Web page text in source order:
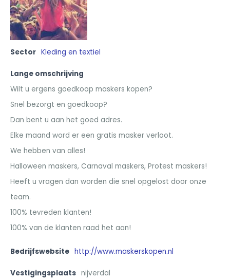
Sector Kleding en textiel
Lange omschrijving
Wilt u ergens goedkoop maskers kopen?
Snel bezorgt en goedkoop?
Dan bent u aan het goed adres.
Elke maand word er een gratis masker verloot.
We hebben van alles!
Halloween maskers, Carnaval maskers, Protest maskers!
Heeft u vragen dan worden die snel opgelost door onze
team.
100% tevreden klanten!
100% van de klanten raad het aan!
Bedrijfswebsite http://www.maskerskopen.nl
Vestigingsplaats nijverdal